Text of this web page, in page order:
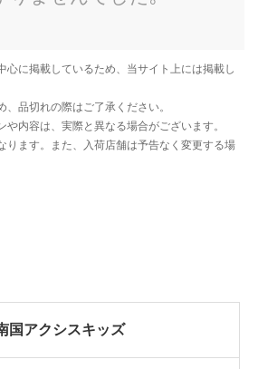
国アクシスキッズ